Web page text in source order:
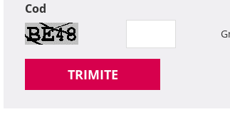
Cod
TRIMITE